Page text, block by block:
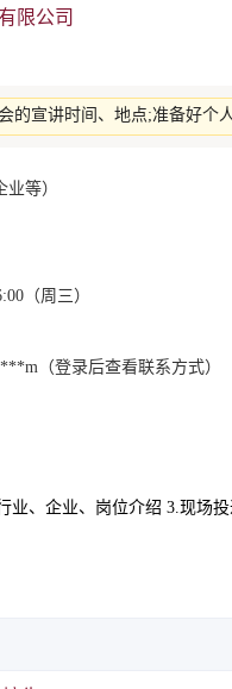
限公司
的宣讲时间、地点;准备好个
等）
（周三）
（登录后查看联系方式）
业、企业、岗位介绍 3.现场